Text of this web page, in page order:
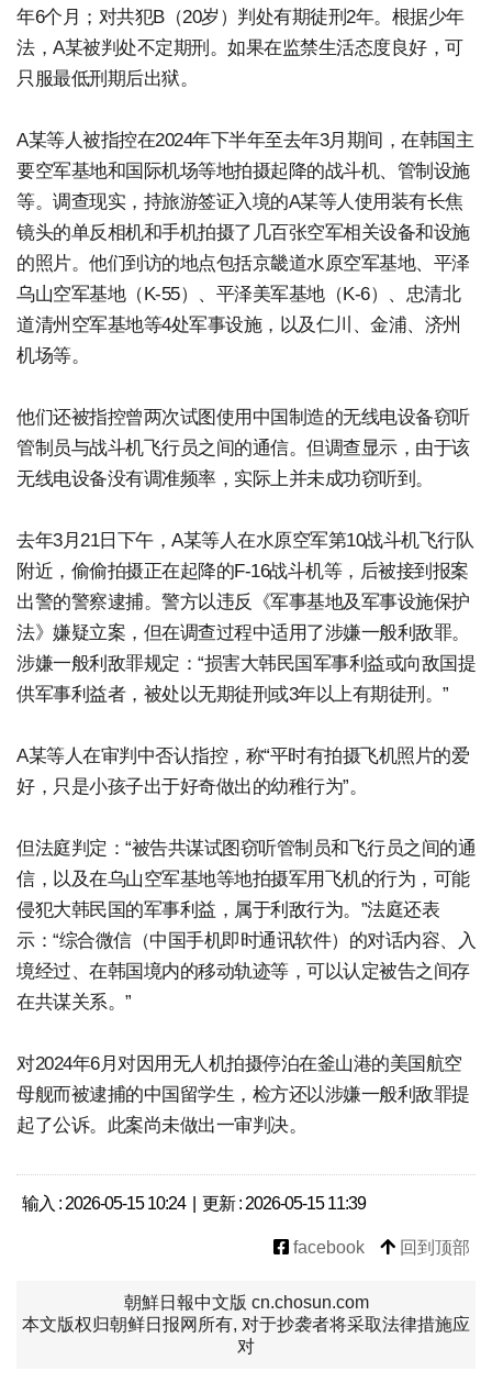
年6个月；对共犯B（20岁）判处有期徒刑2年。根据少年
法，A某被判处不定期刑。如果在监禁生活态度良好，可
只服最低刑期后出狱。
A某等人被指控在2024年下半年至去年3月期间，在韩国主
要空军基地和国际机场等地拍摄起降的战斗机、管制设施
等。调查现实，持旅游签证入境的A某等人使用装有长焦
镜头的单反相机和手机拍摄了几百张空军相关设备和设施
的照片。他们到访的地点包括京畿道水原空军基地、平泽
乌山空军基地（K-55）、平泽美军基地（K-6）、忠清北
道清州空军基地等4处军事设施，以及仁川、金浦、济州
机场等。
他们还被指控曾两次试图使用中国制造的无线电设备窃听
管制员与战斗机飞行员之间的通信。但调查显示，由于该
无线电设备没有调准频率，实际上并未成功窃听到。
去年3月21日下午，A某等人在水原空军第10战斗机飞行队
附近，偷偷拍摄正在起降的F-16战斗机等，后被接到报案
出警的警察逮捕。警方以违反《军事基地及军事设施保护
法》嫌疑立案，但在调查过程中适用了涉嫌一般利敌罪。
涉嫌一般利敌罪规定：“损害大韩民国军事利益或向敌国提
供军事利益者，被处以无期徒刑或3年以上有期徒刑。”
A某等人在审判中否认指控，称“平时有拍摄飞机照片的爱
好，只是小孩子出于好奇做出的幼稚行为”。
但法庭判定：“被告共谋试图窃听管制员和飞行员之间的通
信，以及在乌山空军基地等地拍摄军用飞机的行为，可能
侵犯大韩民国的军事利益，属于利敌行为。”法庭还表
示：“综合微信（中国手机即时通讯软件）的对话内容、入
境经过、在韩国境内的移动轨迹等，可以认定被告之间存
在共谋关系。”
对2024年6月对因用无人机拍摄停泊在釜山港的美国航空
母舰而被逮捕的中国留学生，检方还以涉嫌一般利敌罪提
起了公诉。此案尚未做出一审判决。
输入 : 2026-05-15 10:24 | 更新 : 2026-05-15 11:39
facebook 回到顶部
朝鮮日報中文版 cn.chosun.com
本文版权归朝鲜日报网所有, 对于抄袭者将采取法律措施应
对